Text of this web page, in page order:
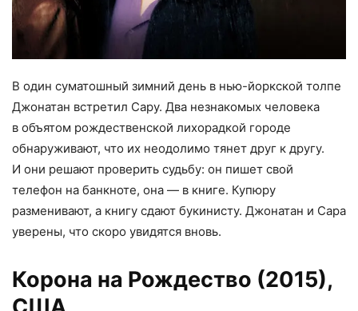
В один суматошный зимний день в нью-йоркской толпе
Джонатан встретил Сару. Два незнакомых человека
в объятом рождественской лихорадкой городе
обнаруживают, что их неодолимо тянет друг к другу.
И они решают проверить судьбу: он пишет свой
телефон на банкноте, она — в книге. Купюру
разменивают, а книгу сдают букинисту. Джонатан и Сара
уверены, что скоро увидятся вновь.
Корона на Рождество (2015),